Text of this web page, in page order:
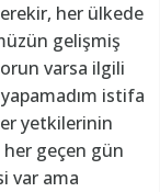
her ülkede
gelişmiş
varsa ilgili
istifa
yetkilerinin
geçen gün
var ama